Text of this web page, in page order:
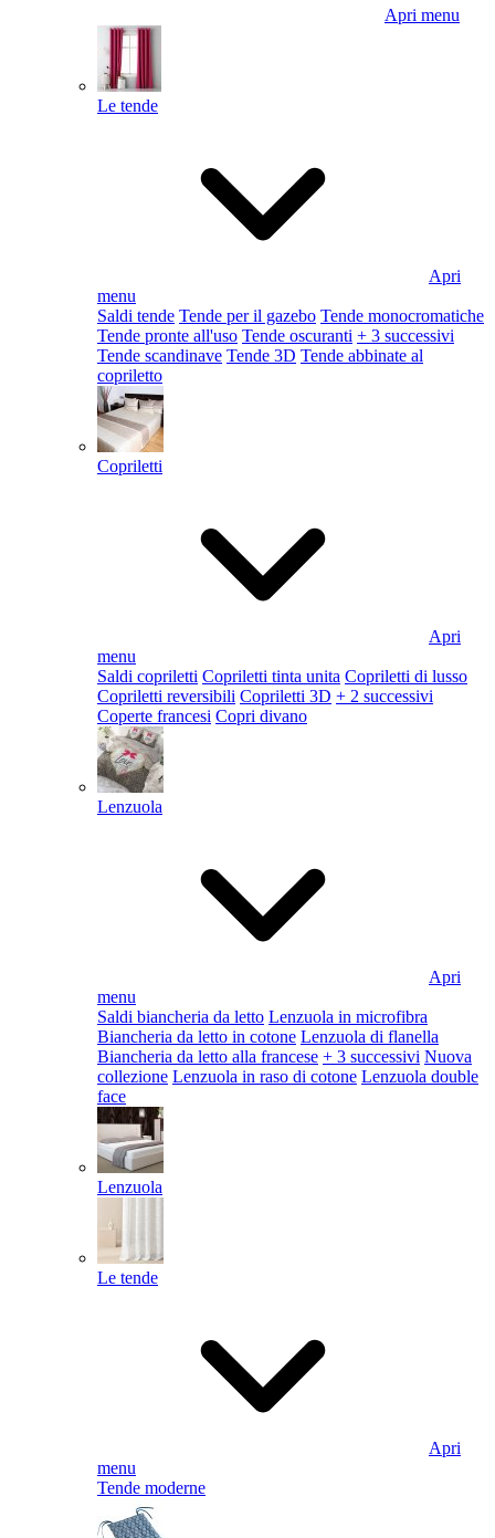
Apri menu
Le tende
Apri
menu
Saldi tende Tende per il gazebo Tende monocromatiche
Tende pronte all'uso Tende oscuranti + 3 successivi
Tende scandinave Tende 3D Tende abbinate al
copriletto
Copriletti
Apri
menu
Saldi copriletti Copriletti tinta unita Copriletti di lusso
Copriletti reversibili Copriletti 3D + 2 successivi
Coperte francesi Copri divano
Lenzuola
Apri
menu
Saldi biancheria da letto Lenzuola in microfibra
Biancheria da letto in cotone Lenzuola di flanella
Biancheria da letto alla francese + 3 successivi Nuova
collezione Lenzuola in raso di cotone Lenzuola double
face
Lenzuola
Le tende
Apri
menu
Tende moderne